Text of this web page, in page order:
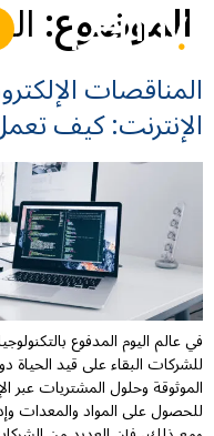
الموضوع:
المناقصات
الإنترنت: كيف
في عالم اليوم المدفوع
للشركات البقاء على قيد الحياة
الموثوقة وحلول المشتريات عبر
للحصول على المواد والمعدات